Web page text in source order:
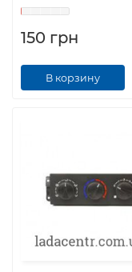
150 грн
В корзину